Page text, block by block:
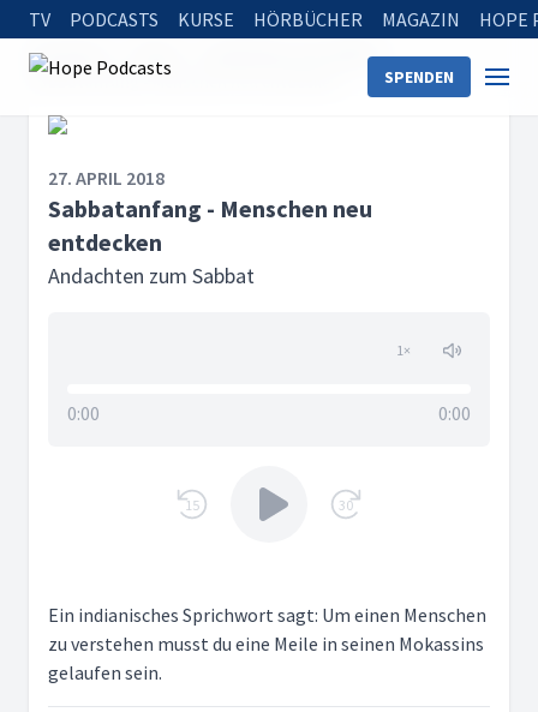
TV PODCASTS KURSE HÖRBÜCHER MAGAZIN HOPE
SPENDEN
Startseite
Andachten zum Sabbat
Sabbatanfang - Menschen neu entdecken
27. APRIL 2018
Sabbatanfang - Menschen neu
entdecken
Andachten zum Sabbat
1×
0:00 0:00
15 30
Ein indianisches Sprichwort sagt: Um einen Menschen
zu verstehen musst du eine Meile in seinen Mokassins
gelaufen sein.